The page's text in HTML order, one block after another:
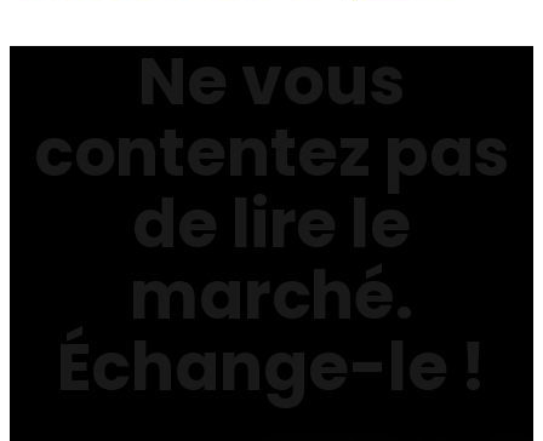
Ne vous
contentez pas
de lire le
marché.
Échange-le !